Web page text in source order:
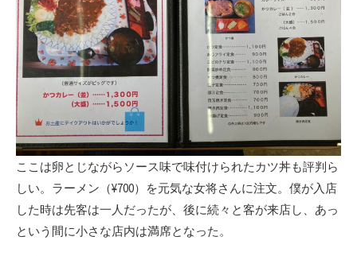
ここは卵とじながらソース味で味付けられたカツ丼も評判ら
しい。ラーメン（¥700）を元気な女将さんに注文。僕が入店
した時は先客は一人だったが、後に続々と客が来店し、あっ
という間に小さな店内は満席となった。